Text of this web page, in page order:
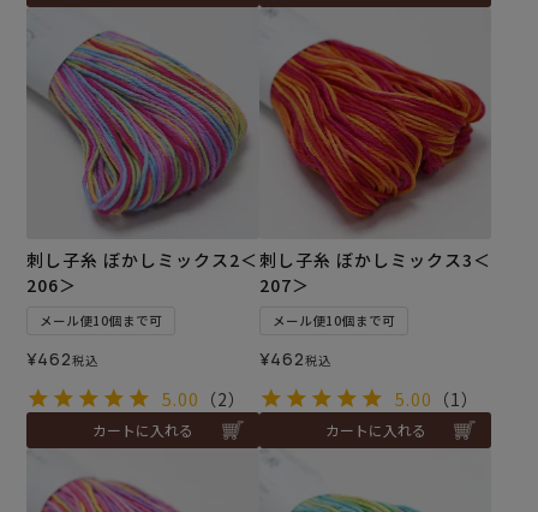
刺し子糸 ぼかしミックス2＜
206＞
メール便10個まで可
¥462税込
5.00 （2）
カートに入れる
刺し子糸 ぼかしミックス3＜
207＞
メール便10個まで可
¥462税込
5.00 （1）
カートに入れる